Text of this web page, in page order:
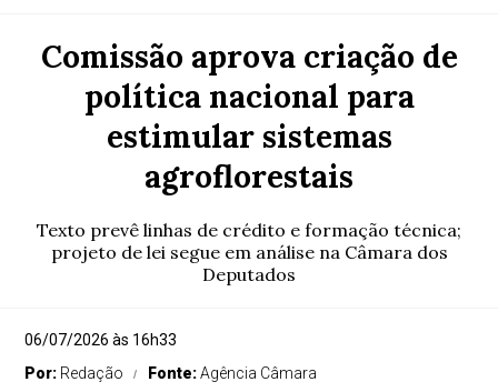
Comissão aprova criação de
política nacional para
estimular sistemas
agroflorestais
Texto prevê linhas de crédito e formação técnica;
projeto de lei segue em análise na Câmara dos
Deputados
06/07/2026 às 16h33
Por: Redação Fonte:Agência Câmara